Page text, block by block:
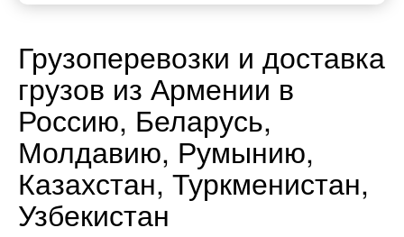
Грузоперевозки и доставка
грузов из Армении в
Россию, Беларусь,
Молдавию, Румынию,
Казахстан, Туркменистан,
Узбекистан